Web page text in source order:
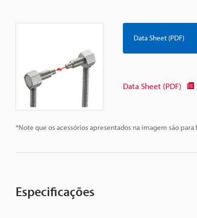
*Note que os acessórios apresentados na imagem são
Data Sheet (PDF)
Data Sheet (PDF)
Especificações